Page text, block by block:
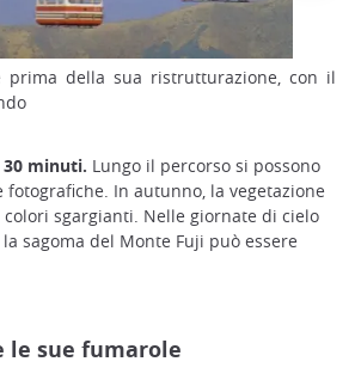
prima della sua ristrutturazione, con il
minuti. Lungo il percorso si possono
fotografiche. In autunno, la vegetazione
sgargianti. Nelle giornate di cielo
sagoma del Monte Fuji può essere
le sue fumarole